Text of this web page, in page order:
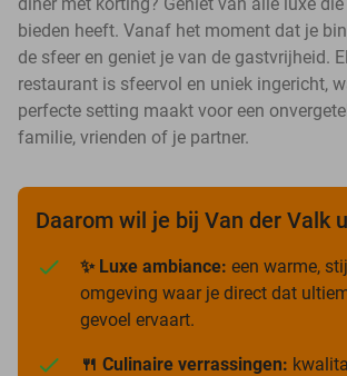
bieden heeft. Vanaf het moment dat je
de sfeer en geniet je van de gastvrijheid.
restaurant is sfeervol en uniek ingericht,
perfecte setting maakt voor een
familie, vrienden of je partner.
Daarom wil je bij Van der Valk
✨ Luxe ambiance: een warme,
omgeving waar je direct dat
gevoel ervaart.
🍴 Culinaire verrassingen: